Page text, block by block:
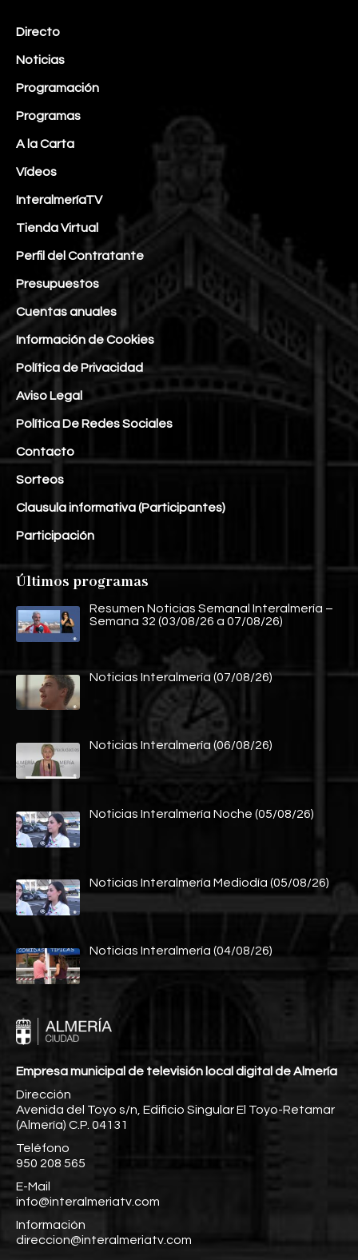
Directo
Noticias
Programación
Programas
A la Carta
Vídeos
InteralmeríaTV
Tienda Virtual
Perfil del Contratante
Presupuestos
Cuentas anuales
Información de Cookies
Política de Privacidad
Aviso Legal
Política De Redes Sociales
Contacto
Sorteos
Clausula informativa (Participantes)
Participación
Últimos programas
Resumen Noticias Semanal Interalmería –
Semana 32 (03/08/26 a 07/08/26)
Noticias Interalmería (07/08/26)
Noticias Interalmería (06/08/26)
Noticias Interalmería Noche (05/08/26)
Noticias Interalmería Mediodía (05/08/26)
Noticias Interalmería (04/08/26)
Empresa municipal de televisión local digital de Almería
Dirección
Avenida del Toyo s/n, Edificio Singular El Toyo-Retamar
(Almería) C.P. 04131
Teléfono
950 208 565
E-Mail
info@interalmeriatv.com
Información
direccion@interalmeriatv.com